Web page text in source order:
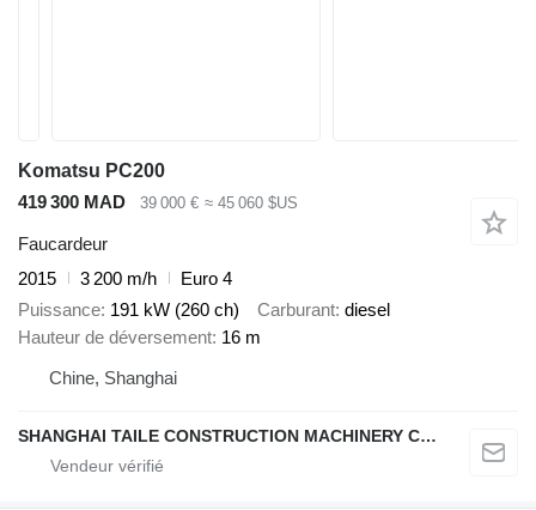
Komatsu PC200
419 300 MAD
39 000 € ≈ 45 060 $US
Faucardeur
2015
3 200 m/h
Euro 4
Puissance 191 kW (260 ch) Carburant diesel
Hauteur de déversement 16 m
Chine, Shanghai
SHANGHAI TAILE CONSTRUCTION MACHINERY CO.,LID